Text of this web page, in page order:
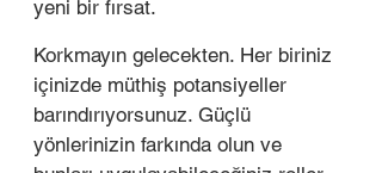
yeni bir fırsat.
Korkmayın gelecekten. Her biriniz
içinizde müthiş potansiyeller
barındırıyorsunuz. Güçlü
yönlerinizin farkında olun ve